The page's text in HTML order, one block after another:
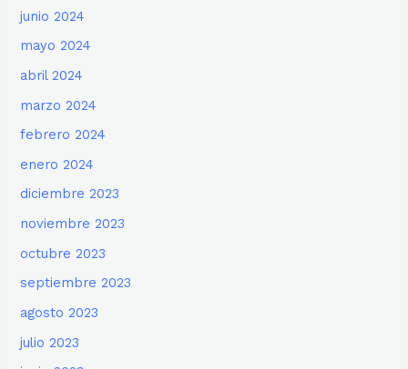
junio 2024
mayo 2024
abril 2024
marzo 2024
febrero 2024
enero 2024
diciembre 2023
noviembre 2023
octubre 2023
septiembre 2023
agosto 2023
julio 2023